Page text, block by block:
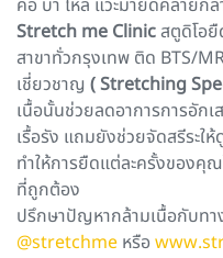
คอ บ่า ไหล่ แวะมายืดคลายก
Stretch me Clinicสตูดิโอยื
สาขาทั่วกรุงเทพ ติด BTS/
เชี่ยวชาญ ( Stretching
เนื้อนั้นช่วยลดอาการการอักเ
เรื้อรัง แถมยังช่วยจัดสรีระใ
ทำให้การยืดแต่ละครั้งของคุ
ที่ถูกต้อง
ปรึกษาปัญหากล้ามเนื้อกับทา
@stretchme หรือ